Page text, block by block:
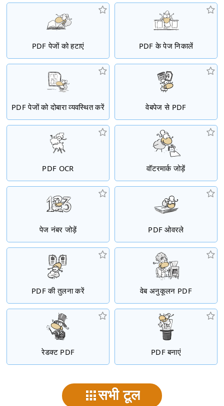
PDF पेजों को हटाएं PDF के पेज निकालें
PDF पेजों को दोबारा व्यवस्थित करें वेबपेज से PDF
PDF OCR वॉटरमार्क जोड़ें
पेज नंबर जोड़ें PDF ओवरले
PDF की तुलना करें वेब अनुकूलन PDF
रेडक्ट PDF PDF बनाएं
सभी टूल